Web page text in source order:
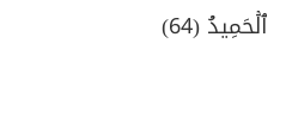
ٱلۡحَمِيدُ (64)